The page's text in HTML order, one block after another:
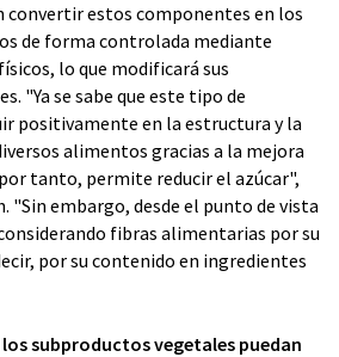
convertir estos componentes en los
de forma controlada mediante
lo que modificará sus
"Ya se sabe que este tipo de
positivamente en la estructura y la
alimentos gracias a la mejora
tanto, permite reducir el azúcar",
"Sin embargo, desde el punto de vista
fibras alimentarias por su
por su contenido en ingredientes
subproductos vegetales puedan